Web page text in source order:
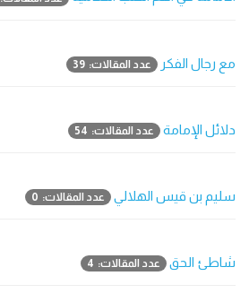
مع رجال الفکر عدد المقالات: 39
دلائل الإمامة عدد المقالات: 54
سليم بن قيس الهلالي عدد المقالات: 0
شاطئ الحق عدد المقالات: 4